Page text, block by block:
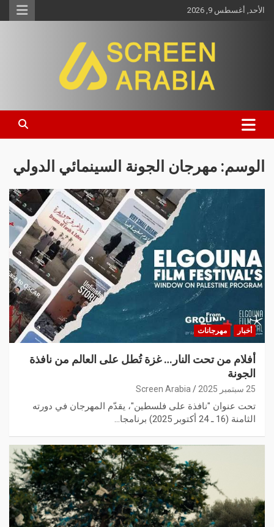
الأحد, أغسطس 9, 2026
Screen Arabia
الوسم: مهرجان الجونة السينمائي الدولي
أخبار مهرجانات
أفلام من تحت النار… غزة تُطل على العالم من نافذة
الجونة
25 سبتمبر 2025 Screen Arabia
تحت عنوان "نافذة على فلسطين"، يقدّم المهرجان في دورته
الثامنة (16 ـ 24 أكتوبر 2025) برنامجا…